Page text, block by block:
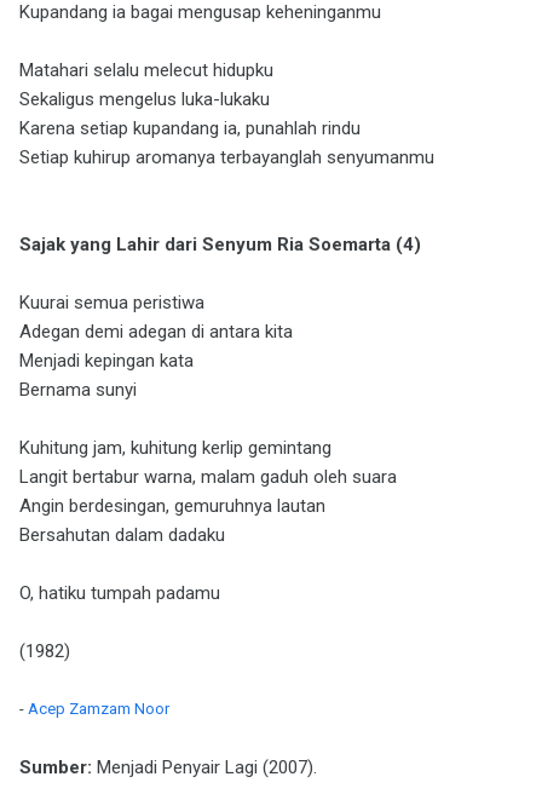
Kupandang ia bagai mengusap keheninganmu
Matahari selalu melecut hidupku
Sekaligus mengelus luka-lukaku
Karena setiap kupandang ia, punahlah rindu
Setiap kuhirup aromanya terbayanglah senyumanmu
Sajak yang Lahir dari Senyum Ria Soemarta (4)
Kuurai semua peristiwa
Adegan demi adegan di antara kita
Menjadi kepingan kata
Bernama sunyi
Kuhitung jam, kuhitung kerlip gemintang
Langit bertabur warna, malam gaduh oleh suara
Angin berdesingan, gemuruhnya lautan
Bersahutan dalam dadaku
O, hatiku tumpah padamu
(1982)
- Acep Zamzam Noor
Sumber: Menjadi Penyair Lagi (2007).